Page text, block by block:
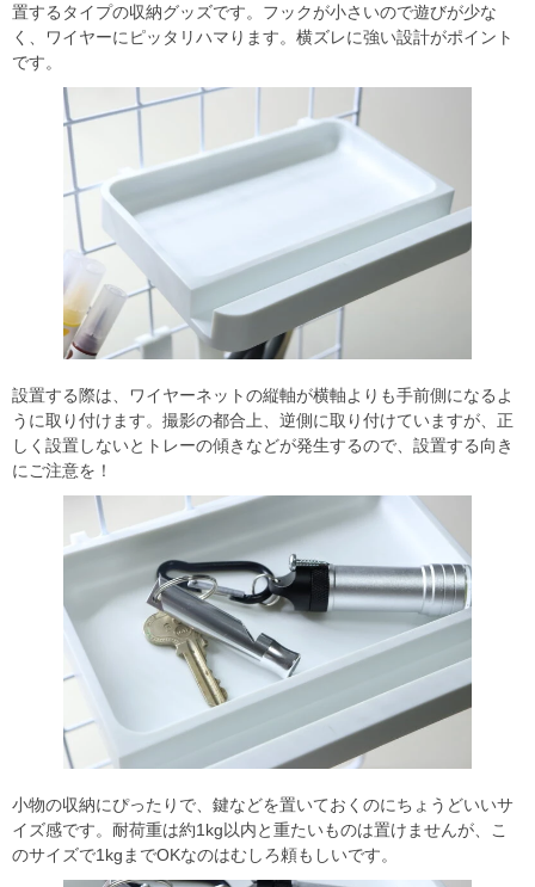
置するタイプの収納グッズです。フックが小さいので遊びが少な
く、ワイヤーにピッタリハマります。横ズレに強い設計がポイント
です。
設置する際は、ワイヤーネットの縦軸が横軸よりも手前側になるよ
うに取り付けます。撮影の都合上、逆側に取り付けていますが、正
しく設置しないとトレーの傾きなどが発生するので、設置する向き
にご注意を！
小物の収納にぴったりで、鍵などを置いておくのにちょうどいいサ
イズ感です。耐荷重は約1kg以内と重たいものは置けませんが、こ
のサイズで1kgまでOKなのはむしろ頼もしいです。